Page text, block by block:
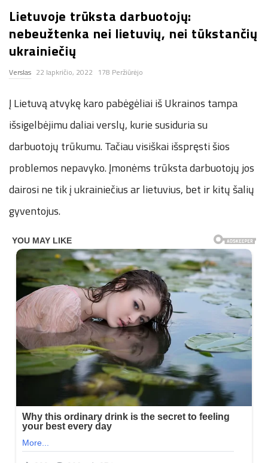
n
.
n
e
t
Lietuvoje trūksta darbuotojų:
nebeužtenka nei lietuvių, nei tūkstančių
ukrainiečių
Verslas 22 lapkričio, 2022 178 Peržiūrėjo
Į Lietuvą atvykę karo pabėgėliai iš Ukrainos tampa
išsigelbėjimu daliai verslų, kurie susiduria su
darbuotojų trūkumu. Tačiau visiškai išspręsti šios
problemos nepavyko. Įmonėms trūksta darbuotojų jos
dairosi ne tik į ukrainiečius ar lietuvius, bet ir kitų šalių
gyventojus.